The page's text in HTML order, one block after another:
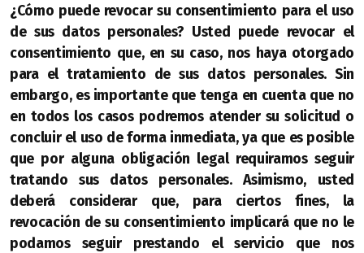
¿Cómo puede revocar su consentimiento para el uso
de sus datos personales? Usted puede revocar el
consentimiento que, en su caso, nos haya otorgado
para el tratamiento de sus datos personales. Sin
embargo, es importante que tenga en cuenta que no
en todos los casos podremos atender su solicitud o
concluir el uso de forma inmediata, ya que es posible
que por alguna obligación legal requiramos seguir
tratando sus datos personales. Asimismo, usted
deberá considerar que, para ciertos fines, la
revocación de su consentimiento implicará que no le
podamos seguir prestando el servicio que nos